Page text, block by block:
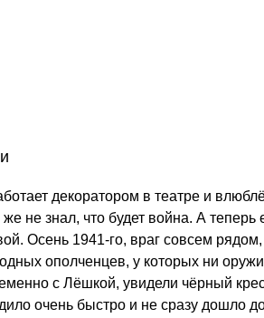
декоратором в театре и
не знал, что будет война. А
Осень 1941-го, враг совсем
ополченцев, у которых ни
с Лёшкой, увидели чёрный
очень быстро и не сразу дошло